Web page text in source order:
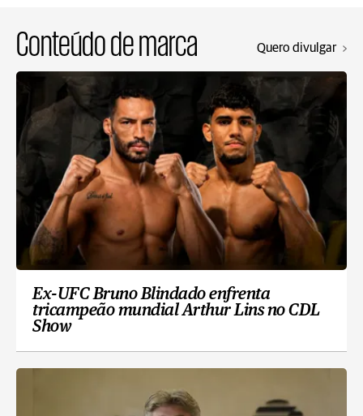
Conteúdo de marca Quero divulgar
Ex-UFC Bruno Blindado enfrenta
tricampeão mundial Arthur Lins no CDL
Show